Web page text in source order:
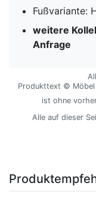
Fußvariante:
weitere
Anfrage
Produkttext © Möbel
ist ohne
Alle auf dieser